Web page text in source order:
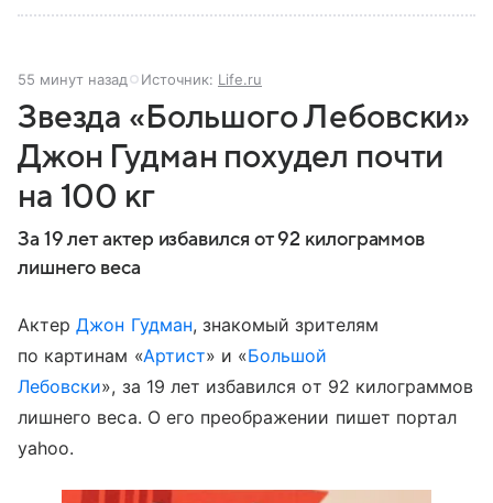
55 минут назад Источник: Life.ru
Звезда «Большого Лебовски»
Джон Гудман похудел почти
на 100 кг
За 19 лет актер избавился от 92 килограммов
лишнего веса
АктерДжон Гудман, знакомый зрителям
по картинам «Артист» и «Большой
Лебовски», за 19 лет избавился от 92 килограммов
лишнего веса. О его преображении пишет портал
yahoo.